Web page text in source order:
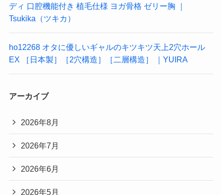
ディ 口腔機能付き 植毛仕様 ヨガ骨格 ゼリー胸 ｜
Tsukika（ツキカ）
ho12268 オタに優しいギャルのキツキツ天上2穴ホール
EX ［日本製］［2穴構造］［二層構造］ ｜YUIRA
アーカイブ
2026年8月
2026年7月
2026年6月
2026年5月